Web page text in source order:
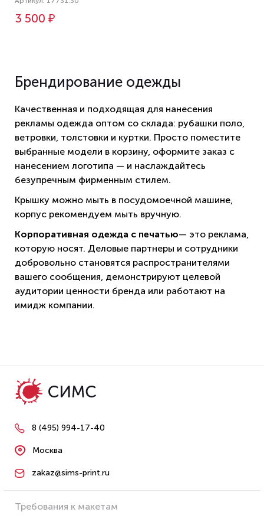
3 500 ₽
Брендирование одежды
Качественная и подходящая для нанесения
рекламы одежда оптом со склада: рубашки поло,
ветровки, толстовки и куртки. Просто поместите
выбранные модели в корзину, оформите заказ с
нанесением логотипа — и наслаждайтесь
безупречным фирменным стилем.
Крышку можно мыть в посудомоечной машине,
корпус рекомендуем мыть вручную.
Корпоративная одежда с печатью— это реклама,
которую носят. Деловые партнеры и сотрудники
добровольно становятся распространителями
вашего сообщения, демонстрируют целевой
аудитории ценности бренда или работают на
имидж компании.
8 (495) 994-17-40
Москва
zakaz@sims-print.ru
Требования к макетам